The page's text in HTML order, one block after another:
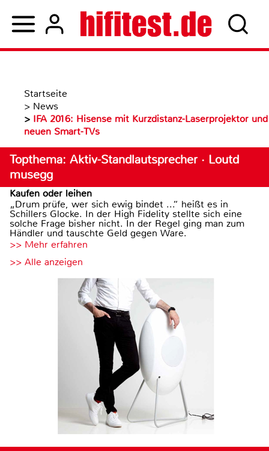
Startseite
> News
> IFA 2016: Hisense mit Kurzdistanz-Laserprojektor und
neuen Smart-TVs
Topthema: Aktiv-Standlautsprecher · Loutd
musegg
Kaufen oder leihen
„Drum prüfe, wer sich ewig bindet ...“ heißt es in
Schillers Glocke. In der High Fidelity stellte sich eine
solche Frage bisher nicht. In der Regel ging man zum
Händler und tauschte Geld gegen Ware.
>> Mehr erfahren
>> Alle anzeigen